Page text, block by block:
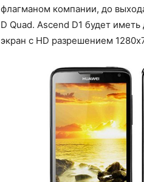
флагманом компании, до
D Quad. Ascend D1 будет
экран с HD разрешением